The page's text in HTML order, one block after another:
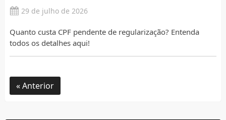
29 de julho de 2026
Quanto custa CPF pendente de regularização? Entenda
todos os detalhes aqui!
Anterior